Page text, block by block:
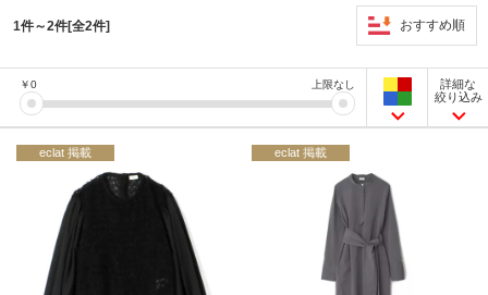
1件～2件[全2件] おすすめ順
￥0 上限なし
詳細な
絞り込み
eclat 掲載 eclat 掲載